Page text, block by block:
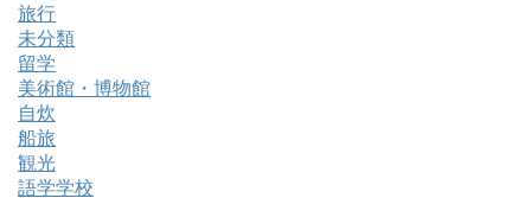
旅行
未分類
留学
美術館・博物館
自炊
船旅
観光
語学学校